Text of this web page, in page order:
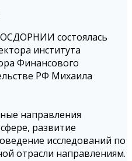
состоялась
института
Финансового
РФ Михаила
направления
развитие
исследований по
отрасли направлениям.